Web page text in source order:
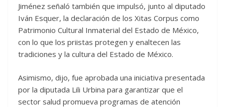
Jiménez señaló también que impulsó, junto al diputado
Iván Esquer, la declaración de los Xitas Corpus como
Patrimonio Cultural Inmaterial del Estado de México,
con lo que los priistas protegen y enaltecen las
tradiciones y la cultura del Estado de México.
Asimismo, dijo, fue aprobada una iniciativa presentada
por la diputada Lili Urbina para garantizar que el
sector salud promueva programas de atención